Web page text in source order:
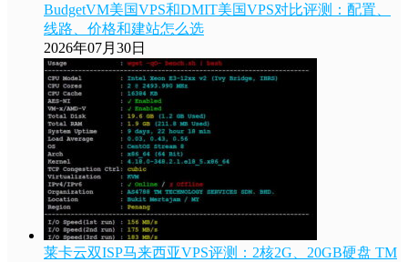
BudgetVM美国VPS和DMIT美国VPS对比评测：配置、
线路、价格和建站怎么选
2026年07月30日
莱卡云双ISP马来西亚VPS评测：2核2G、20GB硬盘 TM